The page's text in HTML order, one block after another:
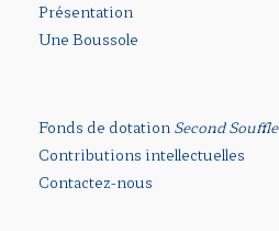
Présentation
Une Boussole
Fonds de dotationSecond Souffle
Contributions intellectuelles
Contactez-nous